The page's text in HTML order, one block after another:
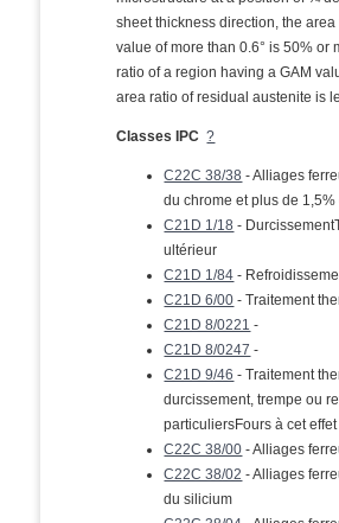
sheet thickness direction, the
value of more than 0.6° is 50% or
ratio of a region having a GAM
area ratio of residual austenite is
Classes IPC ?
C22C 38/38 - Alliages
du chrome et plus de
C21D 1/18 -
ultérieur
C21D 1/84 -
C21D 6/00 - Traitement
C21D 8/0221 -
C21D 8/0247 -
C21D 9/46 - Traitement
durcissement, trempe ou
particuliersFours à cet
C22C 38/00 - Alliages
C22C 38/02 - Alliages
du silicium